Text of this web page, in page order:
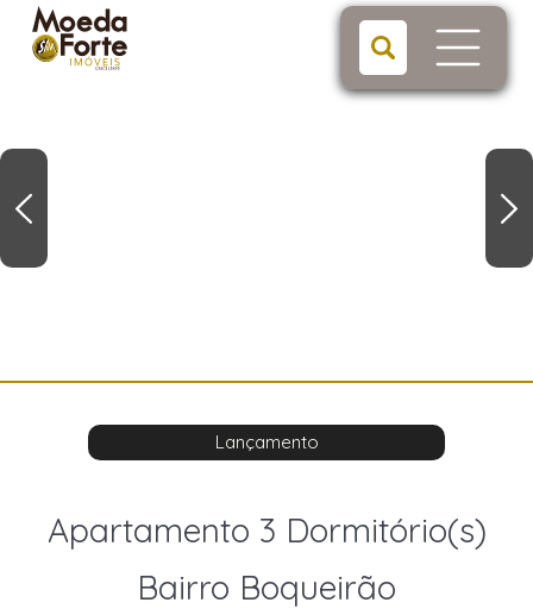
Lançamento
Apartamento 3 Dormitório(s)
Bairro Boqueirão